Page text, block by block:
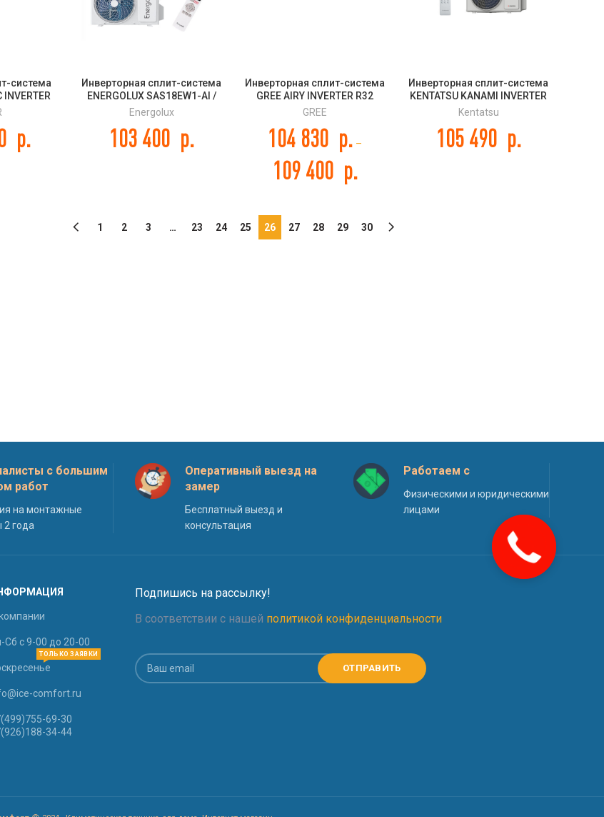
система
INVERTER
W
р.
Инверторная сплит-система
ENERGOLUX SAS18EW1-AI /
SAU18EW1-AI Winterthur HP
Inverter
Energolux
103 400 р.
Инверторная сплит-система
GREE AIRY INVERTER R32
WHITE / BLACK / GOLD,
GREE
104 830 р. –
109 400 р.
Инверторная сплит-система
KENTATSU KANAMI INVERTER
KSGA70HZRN1W /
Kentatsu
105 490 р.
1 2 3 … 23 24 25 26 27 28 29 30
с большим
работ
на монтажные
2 года
Оперативный выезд на
замер
Бесплатный выезд и
консультация
Работаем с
Физическими и юридическими
лицами
Сб с 9-00 до 20-00
ТОЛЬКО ЗАЯВКИ
comfort.ru
69-30
34-44
Подпишись на рассылку!
В соответствии с нашей политикой конфиденциальности